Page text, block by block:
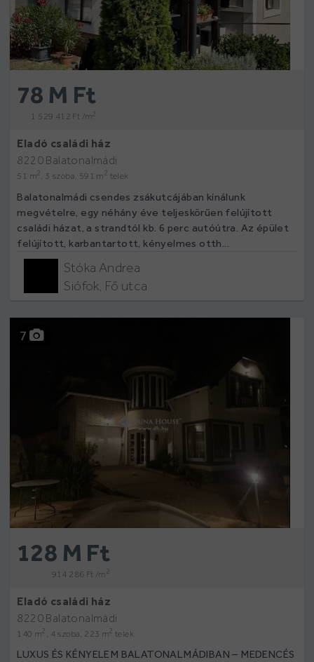
78 M Ft
1 529 412 Ft /m2
Eladó családi ház
8220 Balatonalmádi
51 m2, 3 szoba, 591 m2 telek
Balatonalmádi csendes zsákutcájában kínálunk
megvételre, egy néhány éve teljeskörűen felújított
családi házat, a strandtól kb. 6 perc autóútra. Az épület
felújított, karbantartott, kényelmes otth...
Stóka Andrea
Siófok, Fő utca
7
128 M Ft
914 286 Ft /m2
Eladó családi ház
8220 Balatonalmádi
140 m2 , 4 szoba, 223 m2 telek
LUXUS ÉS KÉNYELEM BALATONALMÁDIBAN – MEDENCÉS